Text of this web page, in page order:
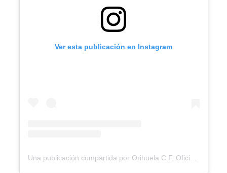
Ver esta publicación en Instagram
Una publicación compartida por Orihuela C.F. Oficial (@orihuela_cf)